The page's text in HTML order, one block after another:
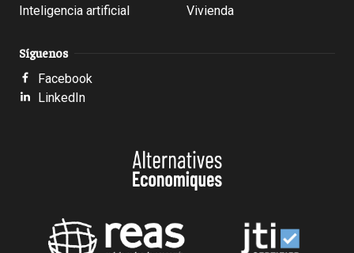
Inteligencia artificial
Vivienda
Síguenos
Facebook
LinkedIn